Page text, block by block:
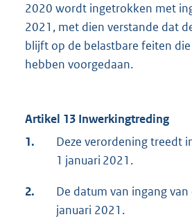
2020 wordt ingetrokken met
2021, met dien verstande dat
blijft op de belastbare feiten
hebben voorgedaan.
Artikel 13 Inwerkingtreding
1.
Deze verordening treedt
1 januari 2021.
2.
De datum van ingang van
januari 2021.